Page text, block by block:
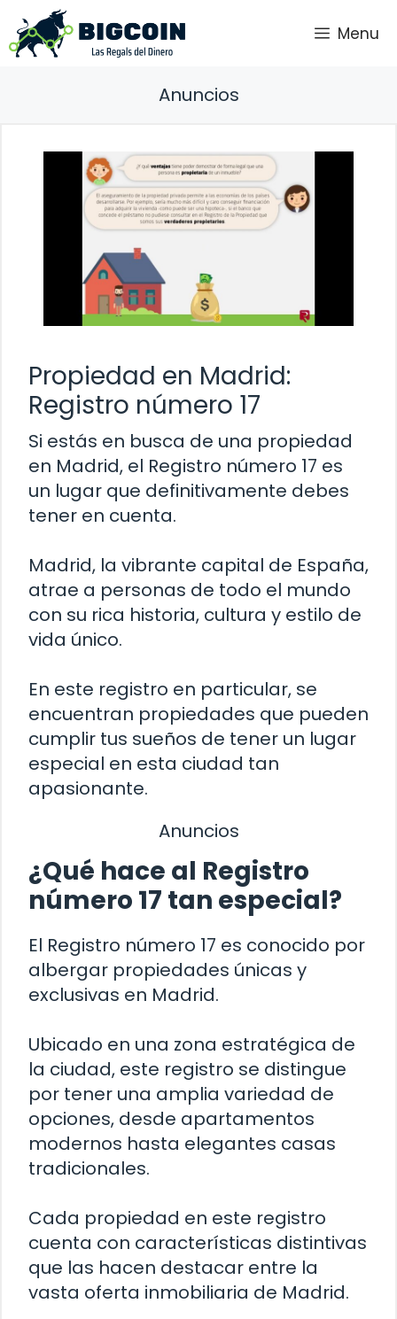
Saltar
al
contenido
Menu
Anuncios
Propiedad en Madrid:
Registro número 17
Si estás en busca de una propiedad
en Madrid, el Registro número 17 es
un lugar que definitivamente debes
tener en cuenta.
Madrid, la vibrante capital de España,
atrae a personas de todo el mundo
con su rica historia, cultura y estilo de
vida único.
En este registro en particular, se
encuentran propiedades que pueden
cumplir tus sueños de tener un lugar
especial en esta ciudad tan
apasionante.
Anuncios
¿Qué hace al Registro
número 17 tan especial?
El Registro número 17 es conocido por
albergar propiedades únicas y
exclusivas en Madrid.
Ubicado en una zona estratégica de
la ciudad, este registro se distingue
por tener una amplia variedad de
opciones, desde apartamentos
modernos hasta elegantes casas
tradicionales.
Cada propiedad en este registro
cuenta con características distintivas
que las hacen destacar entre la
vasta oferta inmobiliaria de Madrid.